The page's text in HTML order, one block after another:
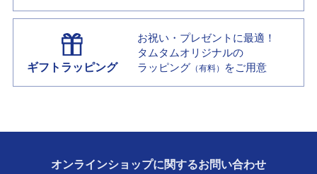
ギフトラッピング
お祝い・プレゼントに最適！
タムタムオリジナルの
ラッピング （有料） をご用意
オンラインショップに関するお問い合わせ